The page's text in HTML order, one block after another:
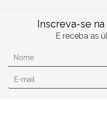
Inscreva-se
E receba as